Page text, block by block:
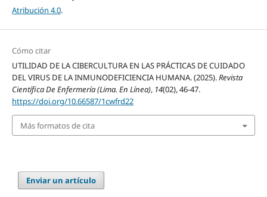
Atribución 4.0.
Cómo citar
UTILIDAD DE LA CIBERCULTURA EN LAS PRÁCTICAS DE CUIDADO
DEL VIRUS DE LA INMUNODEFICIENCIA HUMANA. (2025).Revista
Científica De Enfermería (Lima. En Línea), 14(02), 46-47.
https://doi.org/10.66587/1cwfrd22
Más formatos de cita
Enviar un artículo